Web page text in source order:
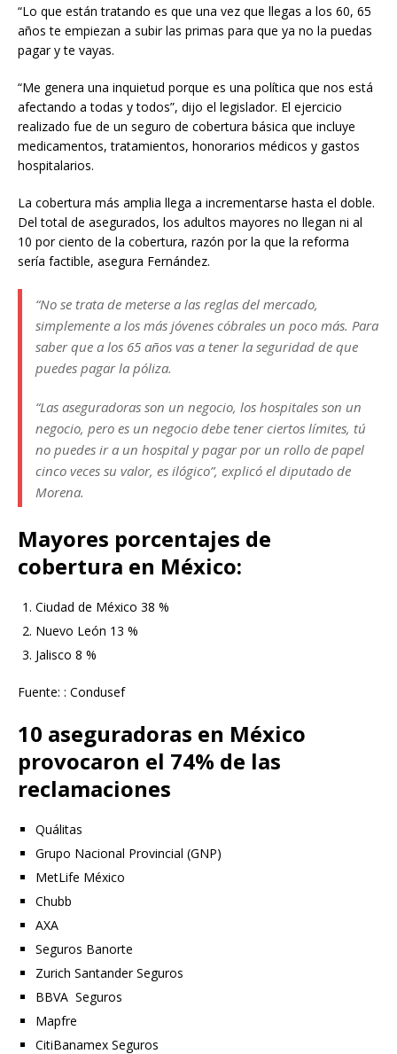
“Lo que están tratando es que una vez que llegas a los 60, 65
años te empiezan a subir las primas para que ya no la puedas
pagar y te vayas.
“Me genera una inquietud porque es una política que nos está
afectando a todas y todos”, dijo el legislador. El ejercicio
realizado fue de un seguro de cobertura básica que incluye
medicamentos, tratamientos, honorarios médicos y gastos
hospitalarios.
La cobertura más amplia llega a incrementarse hasta el doble.
Del total de asegurados, los adultos mayores no llegan ni al
10 por ciento de la cobertura, razón por la que la reforma
sería factible, asegura Fernández.
“No se trata de meterse a las reglas del mercado,
simplemente a los más jóvenes cóbrales un poco más. Para
saber que a los 65 años vas a tener la seguridad de que
puedes pagar la póliza.
“Las aseguradoras son un negocio, los hospitales son un
negocio, pero es un negocio debe tener ciertos límites, tú
no puedes ir a un hospital y pagar por un rollo de papel
cinco veces su valor, es ilógico”, explicó el diputado de
Morena.
Mayores porcentajes de
cobertura en México:
Ciudad de México 38 %
Nuevo León 13 %
Jalisco 8 %
Fuente: : Condusef
10 aseguradoras en México
provocaron el 74% de las
reclamaciones
Quálitas
Grupo Nacional Provincial (GNP)
MetLife México
Chubb
AXA
Seguros Banorte
Zurich Santander Seguros
BBVA Seguros
Mapfre
CitiBanamex Seguros